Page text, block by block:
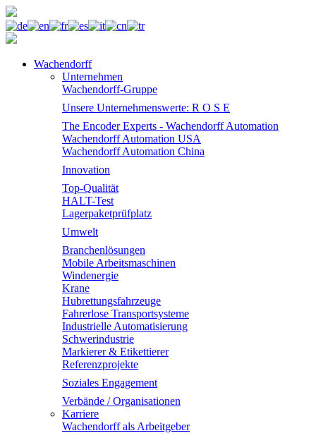
Wachendorff
Unternehmen
Wachendorff-Gruppe
Unsere Unternehmenswerte: R O S E
The Encoder Experts - Wachendorff Automation
Wachendorff Automation USA
Wachendorff Automation China
Innovation
Top-Qualität
HALT-Test
Lagerpaketprüfplatz
Umwelt
Branchenlösungen
Mobile Arbeitsmaschinen
Windenergie
Krane
Hubrettungsfahrzeuge
Fahrerlose Transportsysteme
Industrielle Automatisierung
Schwerindustrie
Markierer & Etikettierer
Referenzprojekte
Soziales Engagement
Verbände / Organisationen
Karriere
Wachendorff als Arbeitgeber